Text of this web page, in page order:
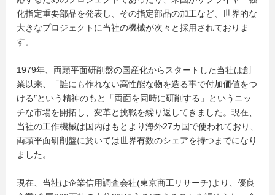
化指定重要部品を発表し、その指定部品の加工など、世界的な
大きなプロジェクトに当社の機械が次々と採用されておりま
す。
1979年、両頭平面研削盤の国産化からスタートした当社は創
業以来、「誰にも作れない高性能な物を造る事で付加価値をつ
ける″という精神のもと「両面を同時に研削する」というニッ
チな市場を開拓し、変革と挑戦を繰り返してきました。現在、
当社の工作機械は国内はもとより海外27カ国で使われており、
両頭平面研削盤に於いては世界有数のシェアを持つまでになり
ました。
現在、当社は企業信用調査会社(東京商工リサーチ)より、優良